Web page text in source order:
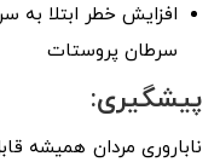
افزایش خطر ابتلا به
سرطان پروستات
پیشگیری:
ناباروری مردان همیشه